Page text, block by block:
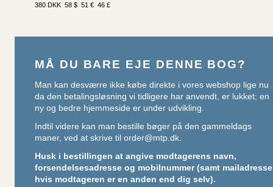
380 DKK 58 $ 51 € 46 £
MÅ DU BARE EJE DENNE BOG?
Man kan desværre ikke købe direkte i vores webshop lige nu
da den betalingsløsning vi tidligere har anvendt, er lukket; en
ny og bedre hjemmeside er under udvikling.
Indtil videre kan man bestille bøger på den gammeldags
maner, ved at skrive til order@mtp.dk.
Husk i bestillingen at angive modtagerens navn,
forsendelsesadresse og mobilnummer (samt mailadresse
hvis modtageren er en anden end dig selv).